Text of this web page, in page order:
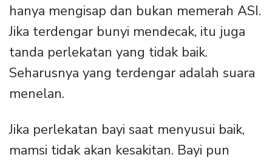
hanya mengisap dan bukan memerah ASI.
Jika terdengar bunyi mendecak, itu juga
tanda perlekatan yang tidak baik.
Seharusnya yang terdengar adalah suara
menelan.
Jika perlekatan bayi saat menyusui baik,
mamsi tidak akan kesakitan. Bayi pun